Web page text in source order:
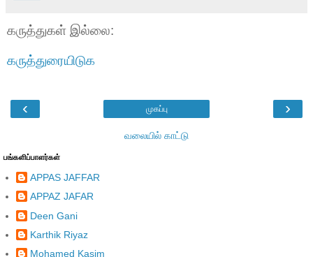
கருத்துகள் இல்லை:
கருத்துரையிடுக
‹ ›
முகப்பு
வலையில் காட்டு
பங்களிப்பாளர்கள்
APPAS JAFFAR
APPAZ JAFAR
Deen Gani
Karthik Riyaz
Mohamed Kasim